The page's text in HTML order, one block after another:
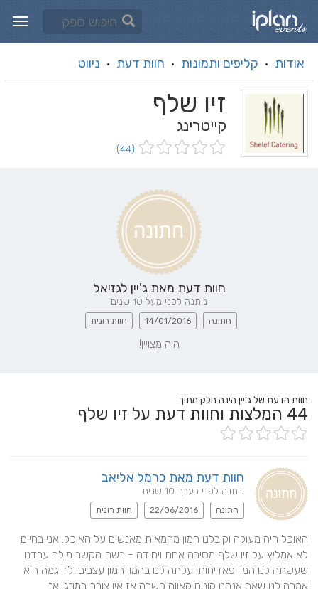
אודות · קליפים ותמונות · חוות דעת · ניווט
זיו שלף
קייטרינג
(44)
חוות דעת מאתג'יין לגזיאל
ניתנה לפני מעל 10 שנים
חתונה 14/01/2016 חוות רונית
היה מצויין!
חוות הדעת של ג'יין הינה חלק מתוך
44 המלצות וחוות דעת על זיו שלף
חוות דעת מאת כרמל אליאב
ניתנה לפני בערך 10 שנים
חתונה 22/06/2016 חוות רונית